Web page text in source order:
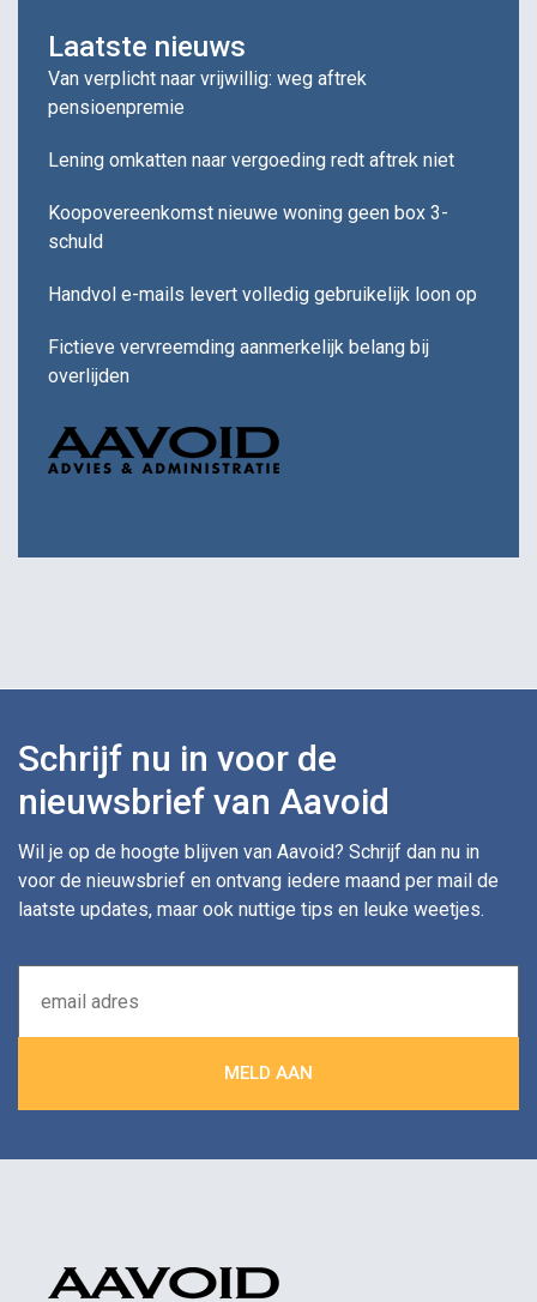
Laatste nieuws
Van verplicht naar vrijwillig: weg aftrek
pensioenpremie
Lening omkatten naar vergoeding redt aftrek niet
Koopovereenkomst nieuwe woning geen box 3-
schuld
Handvol e-mails levert volledig gebruikelijk loon op
Fictieve vervreemding aanmerkelijk belang bij
overlijden
Schrijf nu in voor de
nieuwsbrief van Aavoid
Wil je op de hoogte blijven van Aavoid? Schrijf dan nu in
voor de nieuwsbrief en ontvang iedere maand per mail de
laatste updates, maar ook nuttige tips en leuke weetjes.